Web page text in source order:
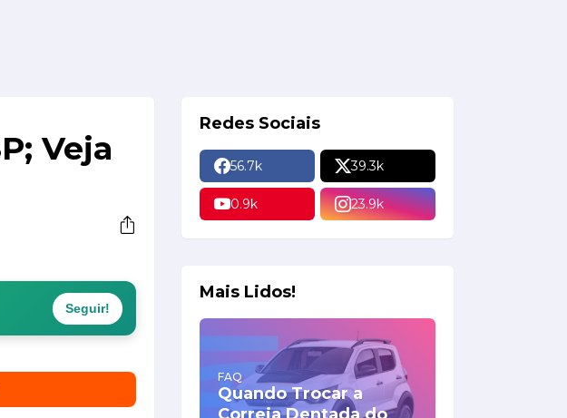
Veja
Seguir!
Redes Sociais
56.7k 39.3k
0.9k 23.9k
Mais Lidos!
FAQ
Quando Trocar a